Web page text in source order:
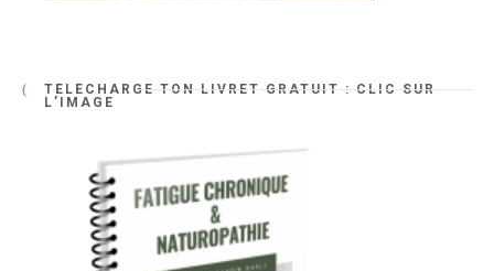
TÉLÉCHARGE TON LIVRET GRATUIT : CLIC SUR
L’IMAGE